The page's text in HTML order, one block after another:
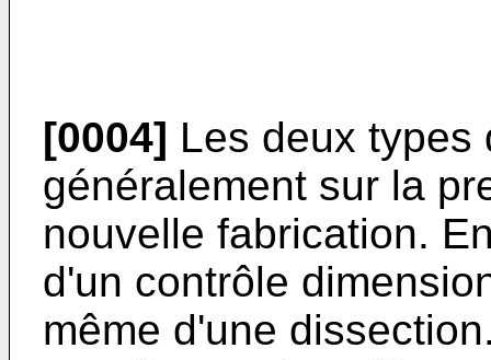
[0004] Les deux types
généralement sur la
nouvelle fabrication.
d'un contrôle
même d'une